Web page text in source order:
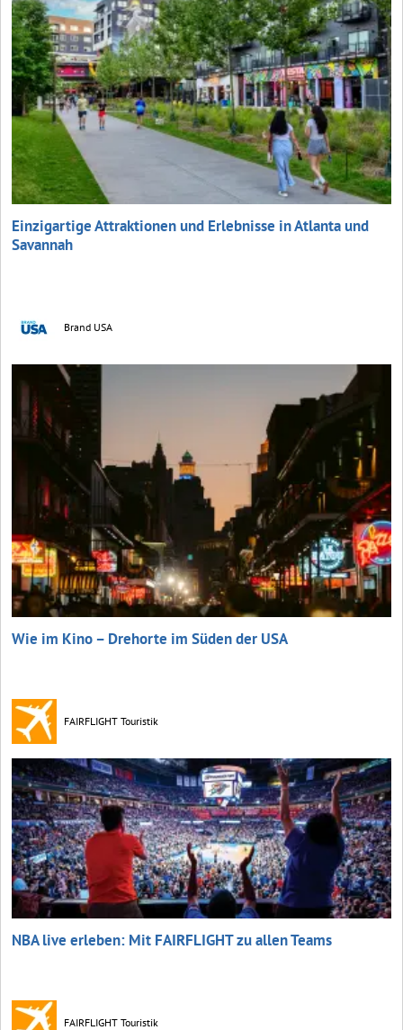
Einzigartige Attraktionen und Erlebnisse in Atlanta und
Savannah
Brand USA
Wie im Kino – Drehorte im Süden der USA
FAIRFLIGHT Touristik
NBA live erleben: Mit FAIRFLIGHT zu allen Teams
FAIRFLIGHT Touristik